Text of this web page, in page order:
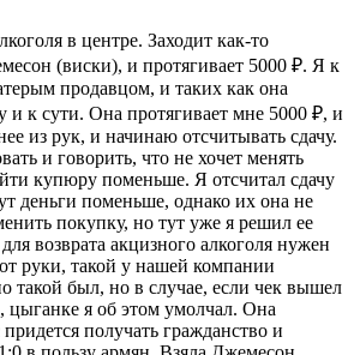
в центре. Заходит как-то
(виски), и протягивает 5000 ₽. Я к
продавцом, и таких как она
и к сути. Она протягивает мне 5000 ₽, и
из рук, и начинаю отсчитывать сдачу.
и говорить, что не хочет менять
купюру поменьше. Я отсчитал сдачу
деньги поменьше, однако их она не
покупку, но тут уже я решил ее
возврата акцизного алкоголя нужен
руки, такой у нашей компании
такой был, но в случае, если чек вышел
цыганке я об этом умолчал. Она
получать гражданство и